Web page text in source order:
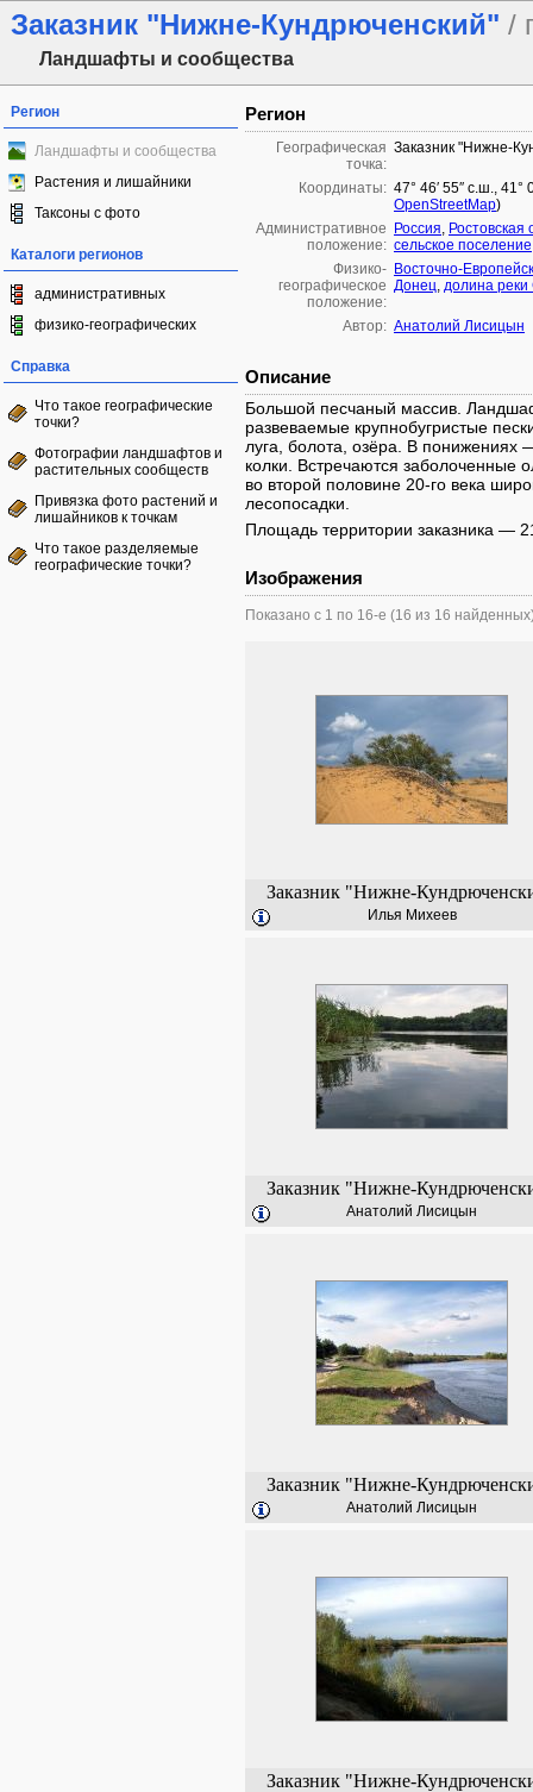
Заказник "Нижне-Кундрюченский" /
Ландшафты и сообщества
Регион
Ландшафты и сообщества
Растения и лишайники
Таксоны с фото
Каталоги регионов
административных
физико-географических
Справка
Что такое географические
точки?
Фотографии ландшафтов и
растительных сообществ
Привязка фото растений и
лишайников к точкам
Что такое разделяемые
географические точки?
Регион
Географическая
точка:
Заказник "Нижне-
Координаты: 47° 46′ 55″ с.ш., 41°
OpenStreetMap)
Административное
положение:
Россия, Ростовская
сельское поселение
Физико-
географическое
положение:
Восточно-
Донец, долина
Автор: Анатолий Лисицын
Описание
Большой песчаный массив.
развеваемые крупнобугристые
луга, болота, озёра. В
колки. Встречаются заболоченные
во второй половине 20-го века
лесопосадки.
Площадь территории заказника —
Изображения
Показано с 1 по 16-е (16 из 16
Заказник "Нижне-
Илья Михеев
Заказник "Нижне-
Анатолий Лисицын
Заказник "Нижне-
Анатолий Лисицын
Заказник "Нижне-